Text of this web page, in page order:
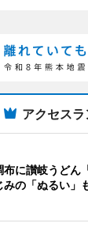
アクセス
布に讃岐うど
みの「ぬるい」